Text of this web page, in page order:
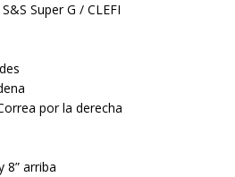
Super G / CLEFI
por la derecha
8” arriba